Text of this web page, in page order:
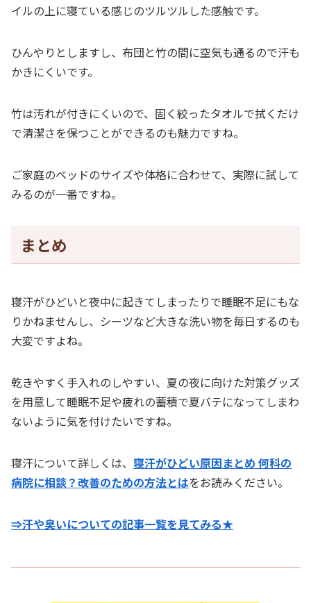
イルの上に寝ている感じのツルツルした感触です。
ひんやりとしますし、布団と竹の間に空気も通るので汗も
かきにくいです。
竹は汚れが付きにくいので、固く絞ったタオルで拭くだけ
で清潔さを保つことができるのも魅力ですね。
ご家庭のベッドのサイズや体格に合わせて、実際に試して
みるのが一番ですね。
まとめ
寝汗がひどいと夜中に起きてしまったりで睡眠不足にもな
りかねませんし、シーツなど大きな洗い物を毎日するのも
大変ですよね。
乾きやすく手入れのしやすい、夏の夜に向けた対策グッズ
を用意して睡眠不足や疲れの蓄積で夏バテになってしまわ
ないように気を付けたいですね。
寝汗について詳しくは、 寝汗がひどい原因まとめ 何科の
病院に相談？改善のための方法とはをお読みください。
⇒汗や臭いについての記事一覧を見てみる★